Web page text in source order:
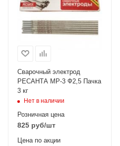
Сварочный электрод
РЕСАНТА МР-3 Ф2,5 Пачка
3 кг
Нет в наличии
Розничная цена
825 руб/шт
Цена по акции